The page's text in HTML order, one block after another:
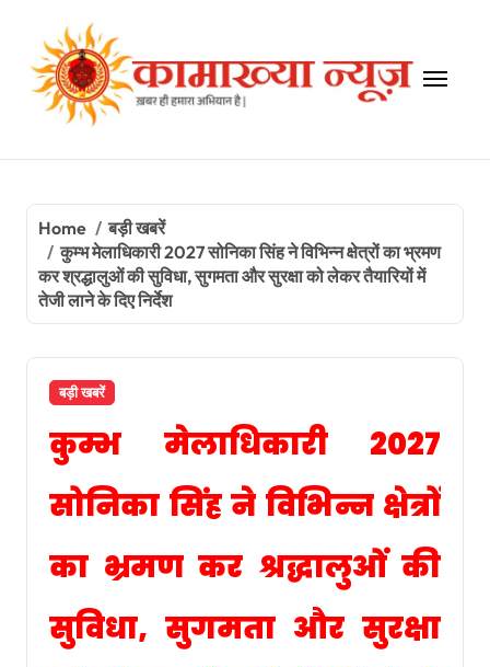
content
Home
बड़ी खबरें
कुम्भ मेलाधिकारी 2027 सोनिका सिंह ने विभिन्न क्षेत्रों का भ्रमण
कर श्रद्धालुओं की सुविधा, सुगमता और सुरक्षा को लेकर तैयारियों में
तेजी लाने के दिए निर्देश
बड़ी खबरें
कुम्भ मेलाधिकारी 2027
सोनिका सिंह ने विभिन्न क्षेत्रों
का भ्रमण कर श्रद्धालुओं की
सुविधा, सुगमता और सुरक्षा